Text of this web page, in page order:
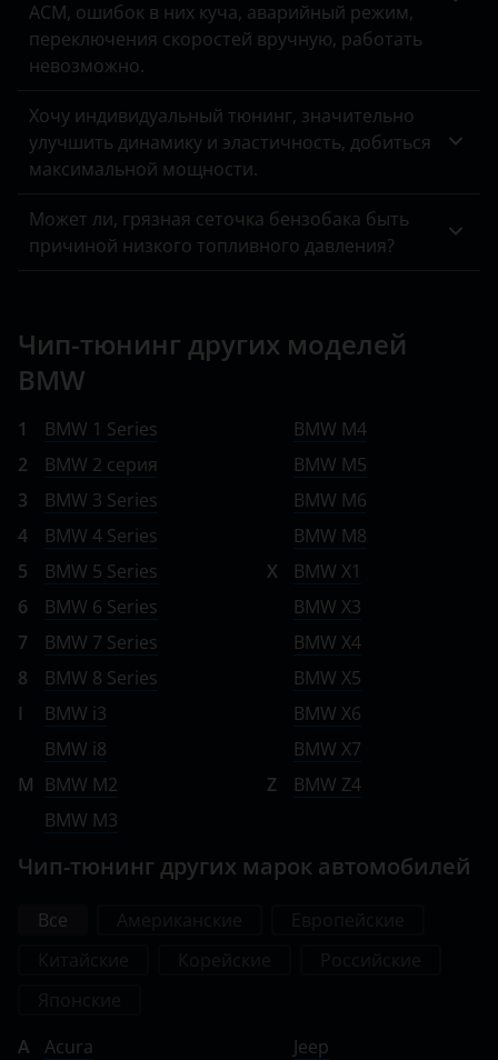
ACM, ошибок в них куча, аварийный режим,
переключения скоростей вручную, работать
невозможно.
Хочу индивидуальный тюнинг, значительно
улучшить динамику и эластичность, добиться
максимальной мощности.
Может ли, грязная сеточка бензобака быть
причиной низкого топливного давления?
Чип-тюнинг других моделей
BMW
1
BMW 1 Series
2
BMW 2 серия
3
BMW 3 Series
4
BMW 4 Series
5
BMW 5 Series
6
BMW 6 Series
7
BMW 7 Series
8
BMW 8 Series
I
BMW i3
BMW i8
M BMW M2
BMW M3
BMW M4
BMW M5
BMW M6
BMW M8
X
BMW X1
BMW X3
BMW X4
BMW X5
BMW X6
BMW X7
Z
BMW Z4
Чип-тюнинг других марок автомобилей
Все
A
Acura
Jeep